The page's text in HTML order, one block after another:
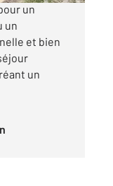
un
un
et bien
un